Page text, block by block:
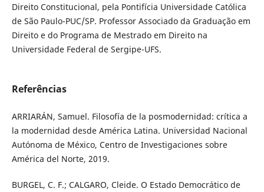
Direito Constitucional, pela Pontifícia Universidade Católica
de São Paulo-PUC/SP. Professor Associado da Graduação em
Direito e do Programa de Mestrado em Direito na
Universidade Federal de Sergipe-UFS.
Referências
ARRIARÁN, Samuel. Filosofía de la posmodernidad: crítica a
la modernidad desde América Latina. Universidad Nacional
Autónoma de México, Centro de Investigaciones sobre
América del Norte, 2019.
BURGEL, C. F.; CALGARO, Cleide. O Estado Democrático de